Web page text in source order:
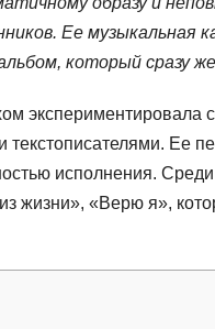
Ее музыкальная
который сразу
экспериментировала
Ее
исполнения.
жизни», «Верю я»,